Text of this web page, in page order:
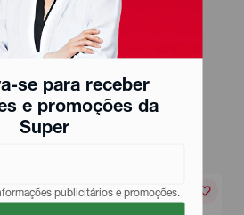
se para receber
e promoções da
Super
publicitários e promoções.